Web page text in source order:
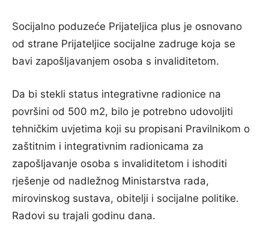
Socijalno poduzeće Prijateljica plus je osnovano
od strane Prijateljice socijalne zadruge koja se
bavi zapošljavanjem osoba s invaliditetom.
Da bi stekli status integrativne radionice na
površini od 500 m2, bilo je potrebno udovoljiti
tehničkim uvjetima koji su propisani Pravilnikom o
zaštitnim i integrativnim radionicama za
zapošljavanje osoba s invaliditetom i ishoditi
rješenje od nadležnog Ministarstva rada,
mirovinskog sustava, obitelji i socijalne politike.
Radovi su trajali godinu dana.